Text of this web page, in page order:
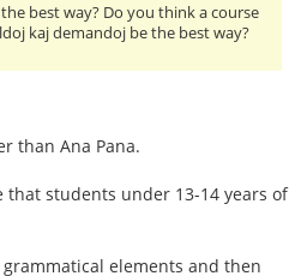
best way? Do you think a course
kaj demandoj be the best way?
than Ana Pana.
that students under 13-14 years of
elements and then